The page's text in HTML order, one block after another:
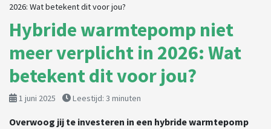
2026: Wat betekent dit voor jou?
Hybride warmtepomp niet
meer verplicht in 2026: Wat
betekent dit voor jou?
1 juni 2025 Leestijd: 3 minuten
Overwoog jij te investeren in een hybride warmtepomp